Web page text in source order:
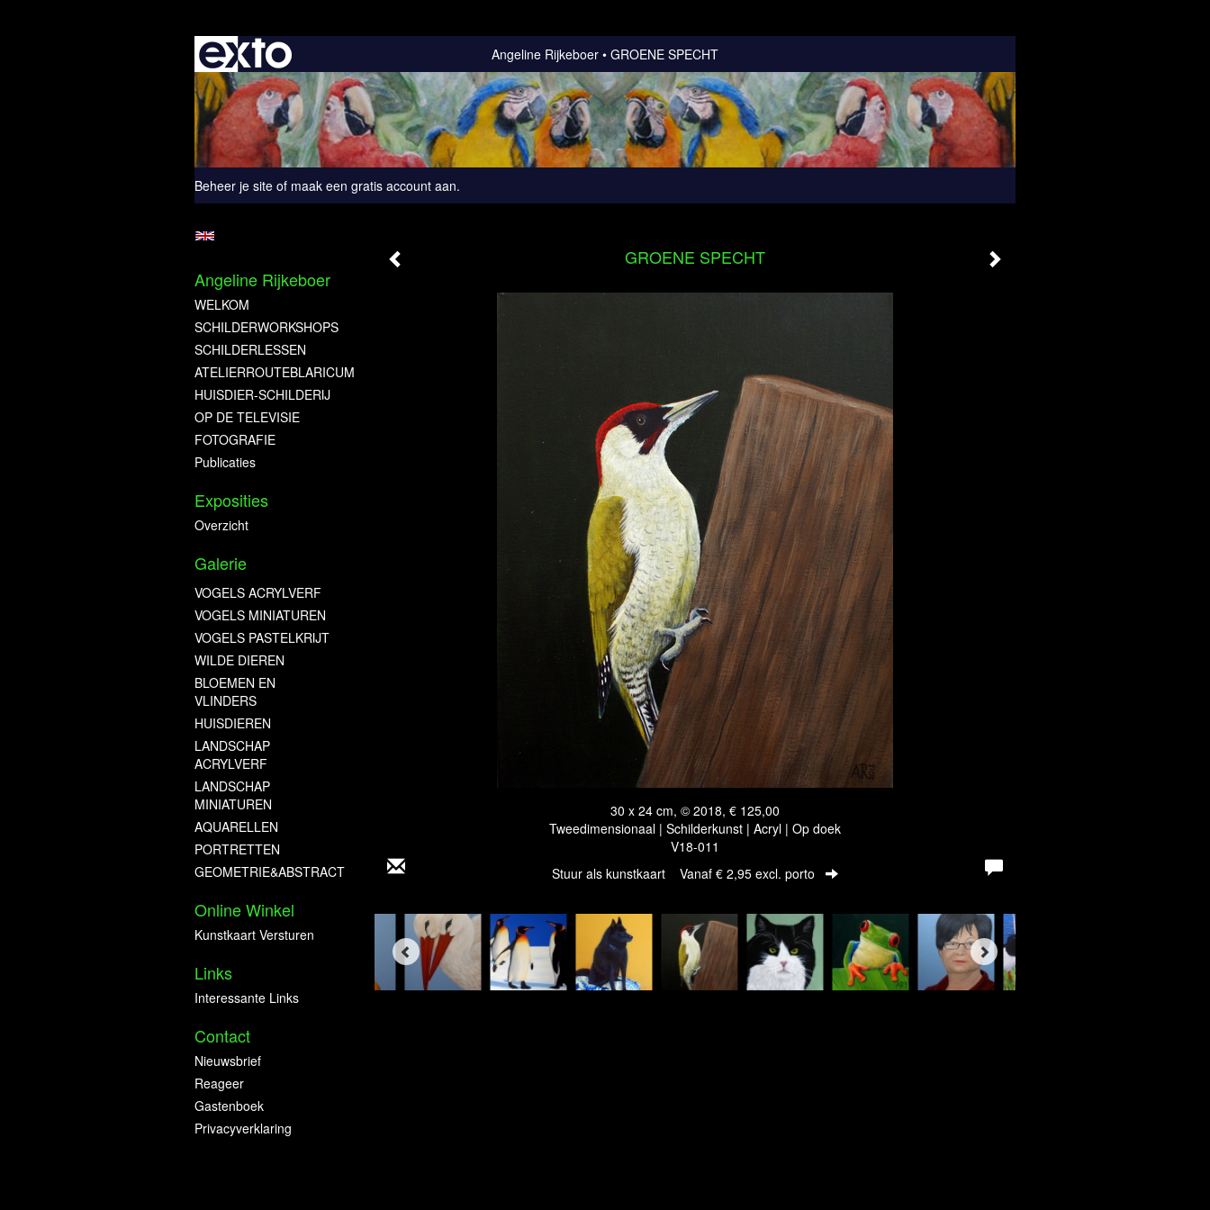
Angeline Rijkeboer GROENE SPECHT
Beheer je site of maak een gratis account aan.
GROENE SPECHT
30 x 24 cm, © 2018, € 125,00
Tweedimensionaal | Schilderkunst | Acryl | Op doek
V18-011
Stuur als kunstkaart Vanaf € 2,95 excl. porto
Angeline Rijkeboer
WELKOM
SCHILDERWORKSHOPS
SCHILDERLESSEN
ATELIERROUTEBLARICUM
HUISDIER-SCHILDERIJ
OP DE TELEVISIE
FOTOGRAFIE
Publicaties
Exposities
Overzicht
Galerie
VOGELS ACRYLVERF
VOGELS MINIATUREN
VOGELS PASTELKRIJT
WILDE DIEREN
BLOEMEN EN
VLINDERS
HUISDIEREN
LANDSCHAP
ACRYLVERF
LANDSCHAP
MINIATUREN
AQUARELLEN
PORTRETTEN
GEOMETRIE&ABSTRACT
Online Winkel
Kunstkaart Versturen
Links
Interessante Links
Contact
Nieuwsbrief
Reageer
Gastenboek
Privacyverklaring